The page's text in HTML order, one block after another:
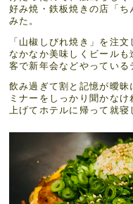
好み焼・鉄板焼きの店「
みた。
「山椒しびれ焼き」を注
なかなか美味しくビール
客で新年会などやっている
飲み過ぎて割と記憶が曖
ミナーをしっかり聞かな
上げてホテルに帰って就寝